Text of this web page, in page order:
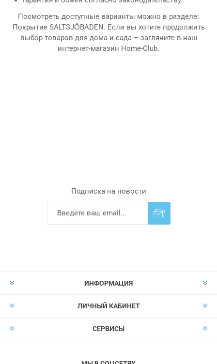
Посмотреть доступные варианты можно в разделе:
Покрытие SALTSJÖBADEN. Если вы хотите продолжить
выбор товаров для дома и сада – загляните в наш
интернет-магазин Home-Club.
Подписка на новости
ИНФОРМАЦИЯ
ЛИЧНЫЙ КАБИНЕТ
СЕРВИСЫ